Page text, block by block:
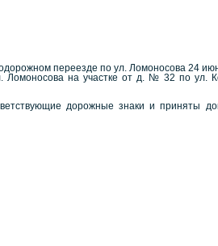
переезде по ул. Ломоносова 24
Ломоносова на участке от д. № 32 по
дорожные знаки и приняты